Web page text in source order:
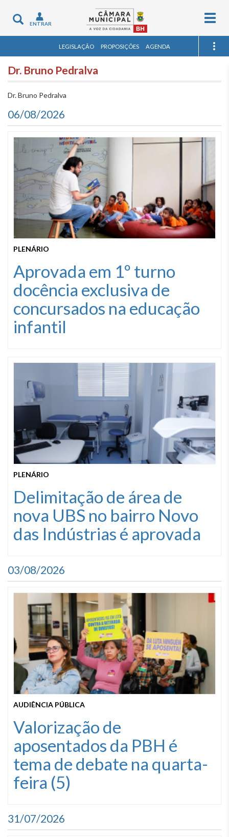
Toggle
navigation
ENTRAR
LEGISLAÇÃO PROPOSIÇÕES AGENDA
Dr. Bruno Pedralva
Dr. Bruno Pedralva
06/08/2026
PLENÁRIO
Aprovada em 1º turno
docência exclusiva de
concursados na educação
infantil
PLENÁRIO
Delimitação de área de
nova UBS no bairro Novo
das Indústrias é aprovada
03/08/2026
AUDIÊNCIA PÚBLICA
Valorização de
aposentados da PBH é
tema de debate na quarta-
feira (5)
31/07/2026